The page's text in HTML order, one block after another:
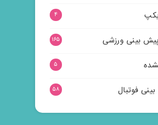
۴
بینی ورزشی ۱۶۵
۵
فوتبال ۵۸